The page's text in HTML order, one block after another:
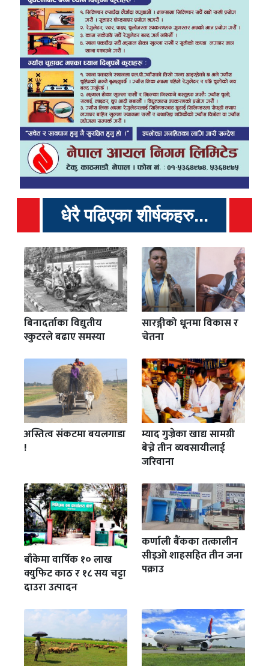
धेरै पढिएका शीर्षकहरु...
बिनादर्ताका विद्युतीय
स्कुटरले बढाए समस्या
सारङ्गीको धूनमा विकास र
चेतना
अस्तित्व संकटमा बयलगाडा
!
म्याद गुज्रेका खाद्य सामग्री
बेच्ने तीन व्यवसायीलाई
जरिवाना
बाँकेमा वार्षिक १० लाख
क्युफिट काठ र १८ सय चट्टा
दाउरा उत्पादन
कर्णाली बैंकका तत्कालीन
सीइओ शाहसहित तीन जना
पक्राउ